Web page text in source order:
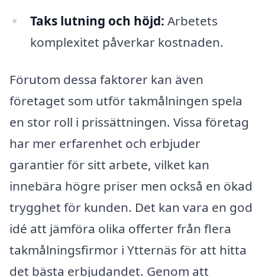
Taks lutning och höjd: Arbetets
komplexitet påverkar kostnaden.
Förutom dessa faktorer kan även
företaget som utför takmålningen spela
en stor roll i prissättningen. Vissa företag
har mer erfarenhet och erbjuder
garantier för sitt arbete, vilket kan
innebära högre priser men också en ökad
trygghet för kunden. Det kan vara en god
idé att jämföra olika offerter från flera
takmålningsfirmor i Ytternäs för att hitta
det bästa erbjudandet. Genom att